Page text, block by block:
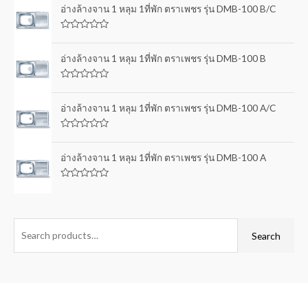
t
e
d
t
o
f
อ่างล้างจาน 1 หลุม 1ที่พัก ตราเพชร รุ่น DMB-100 B/C
t
e
d
t
o
f
อ่างล้างจาน 1 หลุม 1ที่พัก ตราเพชร รุ่น DMB-100 B
t
e
d
t
o
f
อ่างล้างจาน 1 หลุม 1ที่พัก ตราเพชร รุ่น DMB-100 A/C
t
e
d
o
5
อ่างล้างจาน 1 หลุม 1ที่พัก ตราเพชร รุ่น DMB-100 A
d
o
Search